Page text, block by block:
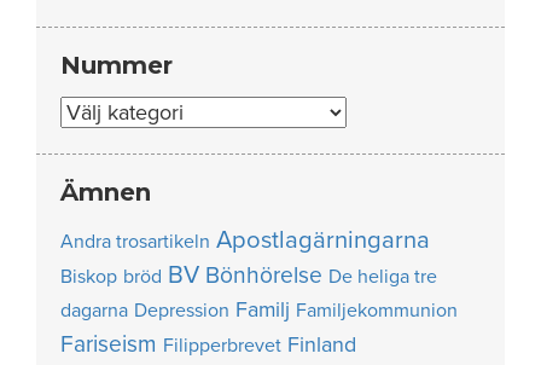
Nummer
Nummer
Ämnen
Andra trosartikeln Apostlagärningarna
Biskop bröd BV Bönhörelse De heliga tre
dagarna Depression Familj Familjekommunion
Fariseism Filipperbrevet Finland